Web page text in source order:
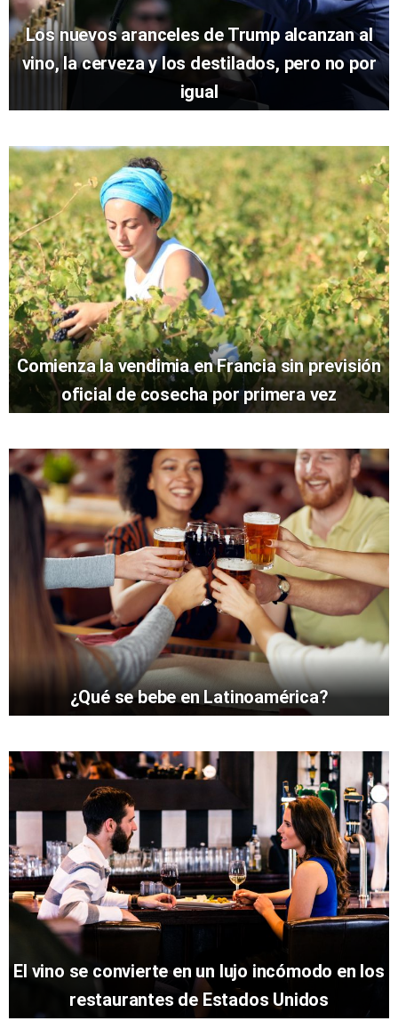
Los nuevos aranceles de Trump alcanzan al
vino, la cerveza y los destilados, pero no por
igual
Comienza la vendimia en Francia sin previsión
oficial de cosecha por primera vez
¿Qué se bebe en Latinoamérica?
El vino se convierte en un lujo incómodo en los
restaurantes de Estados Unidos